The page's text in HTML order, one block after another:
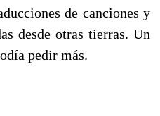
de canciones y
desde otras tierras. Un
pedir más.